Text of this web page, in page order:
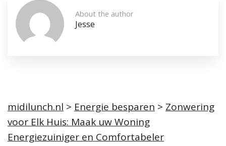
About the author
Jesse
midilunch.nl > Energie besparen > Zonwering
voor Elk Huis: Maak uw Woning
Energiezuiniger en Comfortabeler